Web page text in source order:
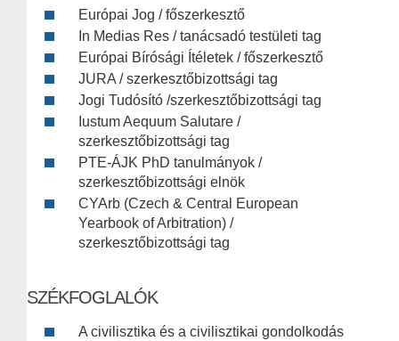
Európai Jog / főszerkesztő
In Medias Res / tanácsadó testületi tag
Európai Bírósági Ítéletek / főszerkesztő
JURA / szerkesztőbizottsági tag
Jogi Tudósító /szerkesztőbizottsági tag
Iustum Aequum Salutare /
szerkesztőbizottsági tag
PTE-ÁJK PhD tanulmányok /
szerkesztőbizottsági elnök
CYArb (Czech & Central European
Yearbook of Arbitration) /
szerkesztőbizottsági tag
SZÉKFOGLALÓK
A civilisztika és a civilisztikai gondolkodás